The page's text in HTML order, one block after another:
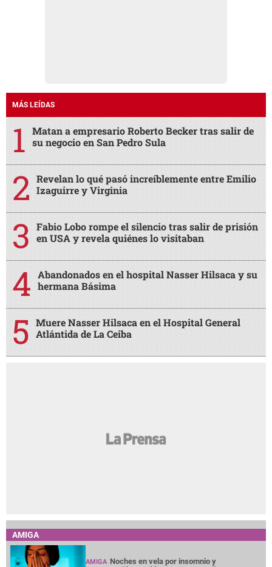
MÁS LEÍDAS
Matan a empresario Roberto Becker tras salir de
su negocio en San Pedro Sula
Revelan lo qué pasó increíblemente entre Emilio
Izaguirre y Virginia
Fabio Lobo rompe el silencio tras salir de prisión
en USA y revela quiénes lo visitaban
Abandonados en el hospital Nasser Hilsaca y su
hermana Básima
Muere Nasser Hilsaca en el Hospital General
Atlántida de La Ceiba
AMIGA
AMIGA Noches en vela por insomnio y